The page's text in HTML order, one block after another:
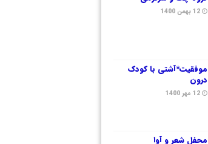
12 بهمن 1400
موفقیت*آشتی با کودک
درون
12 مهر 1400
محفل شعر و آوا